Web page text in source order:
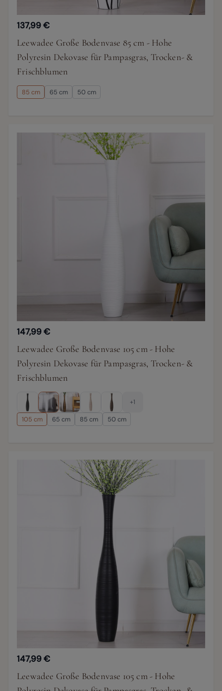
137,99 €
Leewadee Große Bodenvase 85 cm - Hohe
Polyresin Dekovase für Pampasgras, Trocken- &
Frischblumen
85 cm 65 cm 50 cm
147,99 €
Leewadee Große Bodenvase 105 cm - Hohe
Polyresin Dekovase für Pampasgras, Trocken- &
Frischblumen
+1
105 cm 65 cm 85 cm 50 cm
147,99 €
Leewadee Große Bodenvase 105 cm - Hohe